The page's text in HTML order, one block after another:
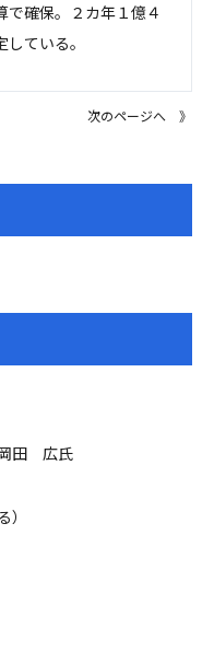
で確保。２カ年１億４
ている。
次のページへ 》
田 広氏